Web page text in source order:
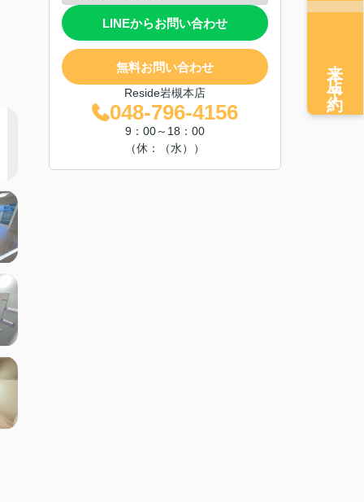
LINEからお問い合わせ
無料お問い合わせ
Reside岩槻本店
048-796-4156
9：00～18：00
（休：（水））
来店予約